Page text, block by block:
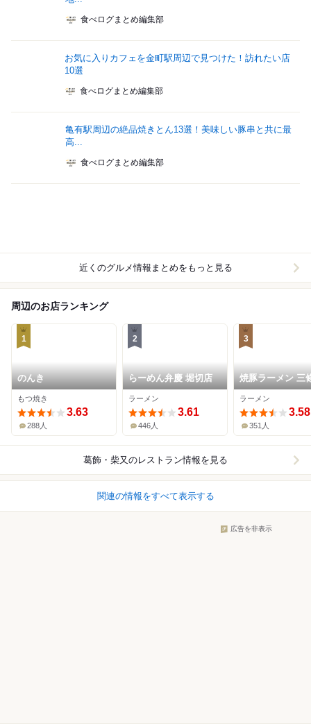
食べログまとめ編集部
お気に入りカフェを金町駅周辺で見つけた！訪れたい店
10選
食べログまとめ編集部
亀有駅周辺の絶品焼きとん13選！美味しい豚串と共に最
高...
食べログまとめ編集部
近くのグルメ情報まとめをもっと見る
周辺のお店ランキング
1
のんき
もつ焼き
3.63
288人
2
らーめん弁慶 堀切店
ラーメン
3.61
446人
3
焼豚ラーメン 三
飾店
ラーメン
3.58
351人
葛飾・柴又のレストラン情報を見る
関連の情報をすべて表示する
広告を非表示